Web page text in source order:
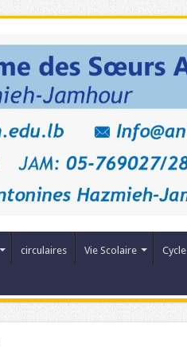
circulaires Vie Scolaire Cycle